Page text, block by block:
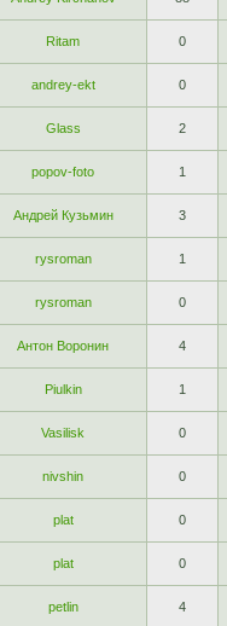
Ritam 0
andrey-ekt 0
Glass 2
popov-foto 1
Андрей Кузьмин 3
rysroman 1
rysroman 0
Антон Воронин 4
Piulkin 1
Vasilisk 0
nivshin 0
plat 0
plat 0
petlin 4